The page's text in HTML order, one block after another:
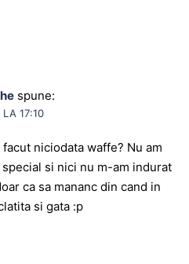
spune:
LA 17:10
niciodata waffe? Nu am
si nici nu m-am indurat
ca sa mananc din cand in
si gata :p